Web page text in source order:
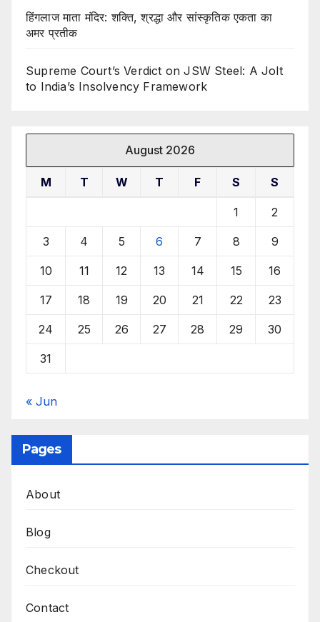
हिंगलाज माता मंदिर: शक्ति, श्रद्धा और सांस्कृतिक एकता का
अमर प्रतीक
Supreme Court’s Verdict on JSW Steel: A Jolt
to India’s Insolvency Framework
August 2026
M T W T F S S
1 2
3 4 5 6 7 8 9
10 11 12 13 14 15 16
17 18 19 20 21 22 23
24 25 26 27 28 29 30
31
« Jun
Pages
About
Blog
Checkout
Contact